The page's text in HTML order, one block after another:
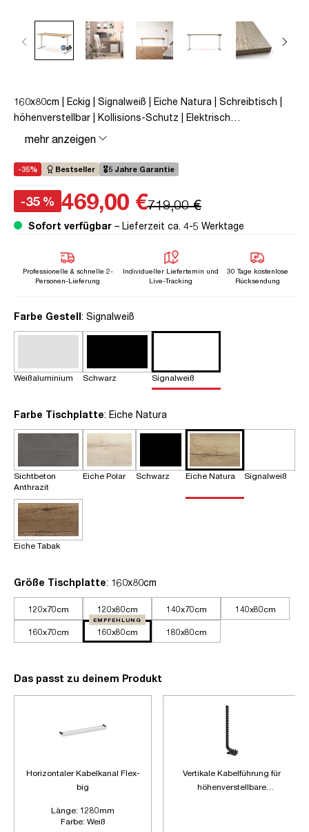
160x80cm | Eckig | Signalweiß | Eiche Natura | Schreibtisch |
höhenverstellbar | Kollisions-Schutz | Elektrisch
höhenverstellbar | Kindersicherung | Metall | Holz |
Melaminoberfläche | Weiß | Braun | Eiche Natura | 5 Jahre
Herstellergarantie | unmontiert | TÜV© mobiles Arbeiten | bis
mehr anzeigen
-35% Bestseller 🎖️5 Jahre Garantie
-35 % 469,00 €719,00 €
Sofort verfügbar – Lieferzeit ca. 4-5 Werktage
Professionelle & schnelle 2-
Personen-Lieferung
Individueller Liefertemin und
Live-Tracking
30 Tage kostenlose
Rücksendung
Farbe Gestellauswählen
: Signalweiß
Weißaluminium Schwarz Signalweiß
Farbe Tischplatteauswählen
: Eiche Natura
Sichtbeton
Anthrazit
Eiche Polar Schwarz Eiche Natura Signalweiß
Eiche Tabak
Größe Tischplatteauswählen
: 160x80cm
120x70cm 120x80cm 140x70cm 140x80cm
160x70cm 160x80cm
EMPFEHLUNG
180x80cm
Das passt zu deinem Produkt
Horizontaler Kabelkanal Flex-
big
Länge: 1280mm
Farbe: Weiß
Vertikale Kabelführung für
höhenverstellbare